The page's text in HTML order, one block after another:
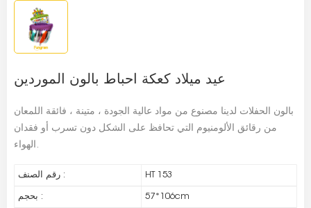
عيد ميلاد كعكة احباط بالون الموردين
بالون الحفلات لدينا مصنوع من مواد عالية الجودة ، متينة ، فائقة اللمعان
من رقائق الألومنيوم التي تحافظ على الشكل دون تسرب أو فقدان
الهواء.
رقم الصنف : HT 153
بحجم : 57*106cm